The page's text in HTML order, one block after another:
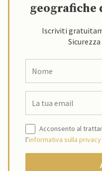
geografiche
Iscriviti
Acconsento al
l’informativa sulla privacy